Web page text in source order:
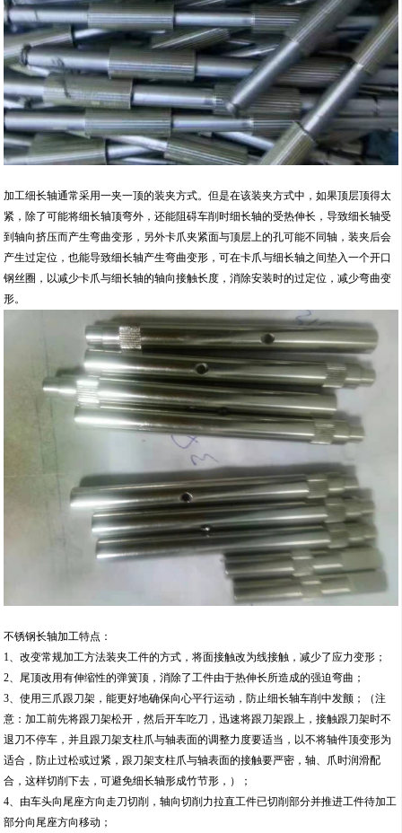
加工细长轴通常采用一夹一顶的装夹方式。但是在该装夹方式中，如果顶层顶得太
紧，除了可能将细长轴顶弯外，还能阻碍车削时细长轴的受热伸长，导致细长轴受
到轴向挤压而产生弯曲变形，另外卡爪夹紧面与顶层上的孔可能不同轴，装夹后会
产生过定位，也能导致细长轴产生弯曲变形，可在卡爪与细长轴之间垫入一个开口
钢丝圈，以减少卡爪与细长轴的轴向接触长度，消除安装时的过定位，减少弯曲变
形。
不锈钢长轴加工特点：
1、改变常规加工方法装夹工件的方式，将面接触改为线接触，减少了应力变形；
2、尾顶改用有伸缩性的弹簧顶，消除了工件由于热伸长所造成的强迫弯曲；
3、使用三爪跟刀架，能更好地确保向心平行运动，防止细长轴车削中发颤；（注
意：加工前先将跟刀架松开，然后开车吃刀，迅速将跟刀架跟上，接触跟刀架时不
退刀不停车，并且跟刀架支柱爪与轴表面的调整力度要适当，以不将轴件顶变形为
适合，防止过松或过紧，跟刀架支柱爪与轴表面的接触要严密，轴、爪时润滑配
合，这样切削下去，可避免细长轴形成竹节形，）；
4、由车头向尾座方向走刀切削，轴向切削力拉直工件已切削部分并推进工件待加工
部分向尾座方向移动；